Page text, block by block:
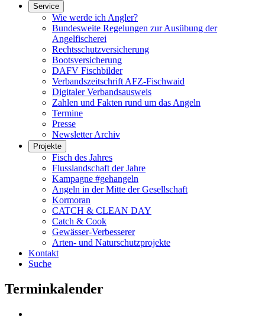
Service
Wie werde ich Angler?
Bundesweite Regelungen zur Ausübung der
Angelfischerei
Rechtsschutzversicherung
Bootsversicherung
DAFV Fischbilder
Verbandszeitschrift AFZ-Fischwaid
Digitaler Verbandsausweis
Zahlen und Fakten rund um das Angeln
Termine
Presse
Newsletter Archiv
Projekte
Fisch des Jahres
Flusslandschaft der Jahre
Kampagne #gehangeln
Angeln in der Mitte der Gesellschaft
Kormoran
CATCH & CLEAN DAY
Catch & Cook
Gewässer-Verbesserer
Arten- und Naturschutzprojekte
Kontakt
Suche
Terminkalender